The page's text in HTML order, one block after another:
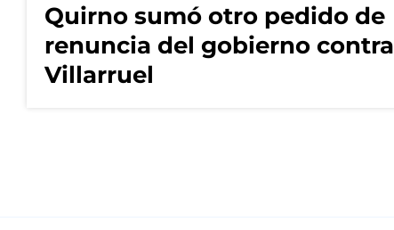
Quirno sumó otro pedido de
renuncia del gobierno contra
Villarruel